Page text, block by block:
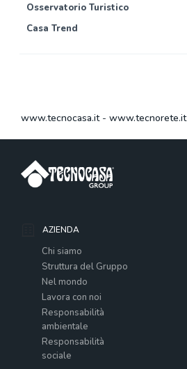
Osservatorio Turistico
Casa Trend
www.tecnocasa.it- www.tecnorete.it
AZIENDA
Chi siamo
Struttura del Gruppo
Nel mondo
Lavora con noi
Responsabilità
ambientale
Responsabilità
sociale